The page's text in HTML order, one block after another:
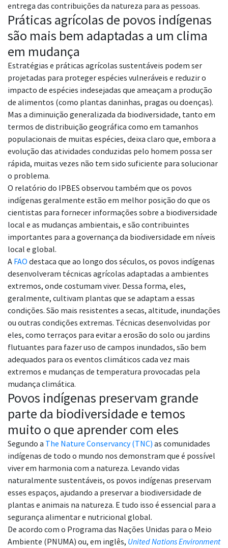
entrega das contribuições da natureza para as pessoas.
Práticas agrícolas de povos indígenas
são mais bem adaptadas a um clima
em mudança
Estratégias e práticas agrícolas sustentáveis podem ser
projetadas para proteger espécies vulneráveis e reduzir o
impacto de espécies indesejadas que ameaçam a produção
de alimentos (como plantas daninhas, pragas ou doenças).
Mas a diminuição generalizada da biodiversidade, tanto em
termos de distribuição geográfica como em tamanhos
populacionais de muitas espécies, deixa claro que, embora a
evolução das atividades conduzidas pelo homem possa ser
rápida, muitas vezes não tem sido suficiente para solucionar
o problema.
O relatório do IPBES observou também que os povos
indígenas geralmente estão em melhor posição do que os
cientistas para fornecer informações sobre a biodiversidade
local e as mudanças ambientais, e são contribuintes
importantes para a governança da biodiversidade em níveis
local e global.
A FAO destaca que ao longo dos séculos, os povos indígenas
desenvolveram técnicas agrícolas adaptadas a ambientes
extremos, onde costumam viver. Dessa forma, eles,
geralmente, cultivam plantas que se adaptam a essas
condições. São mais resistentes a secas, altitude, inundações
ou outras condições extremas. Técnicas desenvolvidas por
eles, como terraços para evitar a erosão do solo ou jardins
flutuantes para fazer uso de campos inundados, são bem
adequados para os eventos climáticos cada vez mais
extremos e mudanças de temperatura provocadas pela
mudança climática.
Povos indígenas preservam grande
parte da biodiversidade e temos
muito o que aprender com eles
Segundo a The Nature Conservancy (TNC) as comunidades
indígenas de todo o mundo nos demonstram que é possível
viver em harmonia com a natureza. Levando vidas
naturalmente sustentáveis, os povos indígenas preservam
esses espaços, ajudando a preservar a biodiversidade de
plantas e animais na natureza. E tudo isso é essencial para a
segurança alimentar e nutricional global.
De acordo com o Programa das Nações Unidas para o Meio
Ambiente (PNUMA) ou, em inglês, United Nations Environment